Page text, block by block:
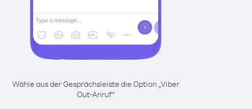
Wähle aus der Gesprächsleiste die Option „Viber
Out-Anruf“